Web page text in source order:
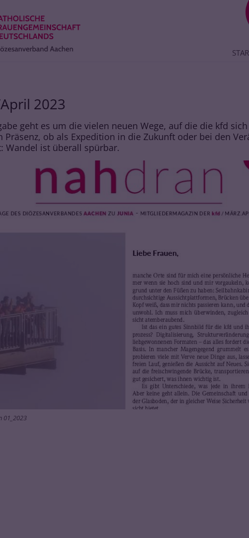
2023
geht es um die vielen neuen Wege, auf die die kfd
Präsenz, ob als Expedition in die Zukunft oder bei den
Wandel ist überall spürbar.
01_2023